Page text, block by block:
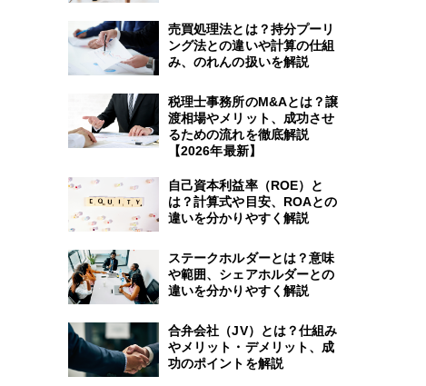
売買処理法とは？持分プーリ
ング法との違いや計算の仕組
み、のれんの扱いを解説
税理士事務所のM&Aとは？譲
渡相場やメリット、成功させ
るための流れを徹底解説
【2026年最新】
自己資本利益率（ROE）と
は？計算式や目安、ROAとの
違いを分かりやすく解説
ステークホルダーとは？意味
や範囲、シェアホルダーとの
違いを分かりやすく解説
合弁会社（JV）とは？仕組み
やメリット・デメリット、成
功のポイントを解説